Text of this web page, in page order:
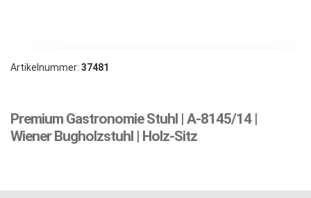
Artikelnummer: 37481
Premium Gastronomie Stuhl | A-8145/14 |
Wiener Bugholzstuhl | Holz-Sitz